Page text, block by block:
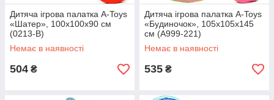
Дитяча ігрова палатка A-Toys
«Шатер», 100х100х90 см
(0213-B)
Немає в наявності
504 ₴
Дитяча ігрова палатка A-Toys
«Будиночок», 105х105х145
см (A999-221)
Немає в наявності
535 ₴